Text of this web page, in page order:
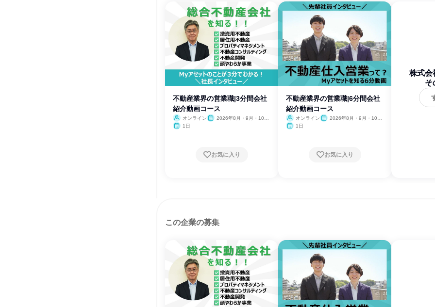
不動産業界の営業職|3分間会社
紹介動画コース
オンライン
2026年8月・9月・10
1日
お気に入り
不動産業界の営業職|6分間会社
紹介動画コース
オンライン
2026年8月・9月・10
1日
お気に入り
株式会
そ
この企業の募集